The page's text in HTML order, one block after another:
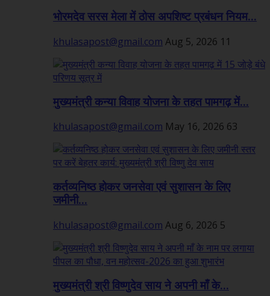
भोरमदेव सरस मेला में ठोस अपशिष्ट प्रबंधन नियम...
khulasapost@gmail.com Aug 5, 2026 11
मुख्यमंत्री कन्या विवाह योजना के तहत पामगढ़ में...
khulasapost@gmail.com May 16, 2026 63
कर्तव्यनिष्ठ होकर जनसेवा एवं सुशासन के लिए
जमीनी...
khulasapost@gmail.com Aug 6, 2026 5
मुख्यमंत्री श्री विष्णुदेव साय ने अपनी माँ के...